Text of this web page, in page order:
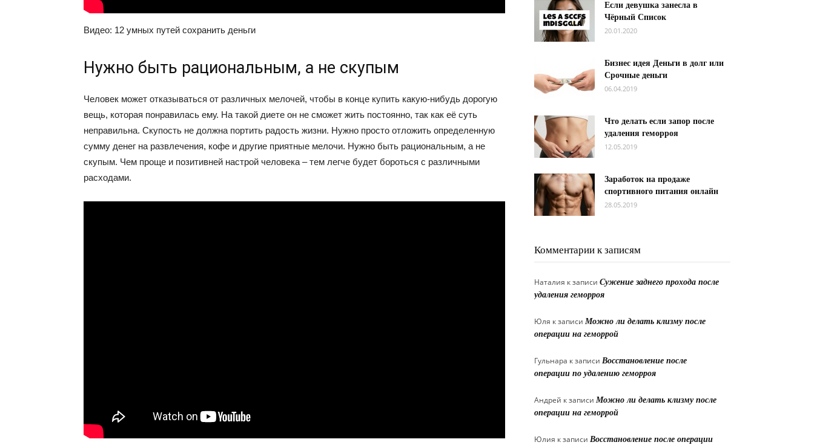
Видео: 12 умных путей сохранить деньги
Нужно быть рациональным, а не скупым
Человек может отказываться от различных мелочей, чтобы в конце купить какую-нибудь дорогую
вещь, которая понравилась ему. На такой диете он не сможет жить постоянно, так как её суть
неправильна. Скупость не должна портить радость жизни. Нужно просто отложить определенную
сумму денег на развлечения, кофе и другие приятные мелочи. Нужно быть рациональным, а не
скупым. Чем проще и позитивней настрой человека – тем легче будет бороться с различными
расходами.
Если девушка занесла в
Чёрный Список
20.01.2020
Бизнес идея Деньги в долг или
Срочные деньги
06.04.2019
Что делать если запор после
удаления геморроя
12.05.2019
Заработок на продаже
спортивного питания онлайн
28.05.2019
Комментарии к записям
Наталия к записи Сужение заднего прохода после
удаления геморроя
Юля к записи Можно ли делать клизму после
операции на геморрой
Гульнара к записи Восстановление после
операции по удалению геморроя
Андрей к записи Можно ли делать клизму после
операции на геморрой
Юлия к записи Восстановление после операции